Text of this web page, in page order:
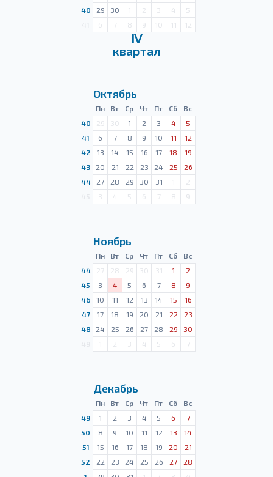
40
29 30 1 2 3 4
5
6 7 8 9 10 11 12
Ⅳ
квартал
Октябрь
Пн Вт Ср Чт Пт Сб
Вс
40
29 30 1 2 3 4
5
41
6 7 8 9 10 11
12
42
13 14 15 16 17 18
19
43
20 21 22 23 24 25
26
44
27 28 29 30 31 1
2
3 4 5 6 7 8 9
Ноябрь
Пн Вт Ср Чт Пт Сб
Вс
44
27 28 29 30 31 1
2
45
3 4 5 6 7 8
9
46
10 11 12 13 14 15
16
47
17 18 19 20 21 22
23
48
24 25 26 27 28 29
30
1 2 3 4 5 6 7
Декабрь
Пн Вт Ср Чт Пт Сб
Вс
49
1 2 3 4 5 6
7
50
8 9 10 11 12 13
14
51
15 16 17 18 19 20
21
52
22 23 24 25 26 27
28